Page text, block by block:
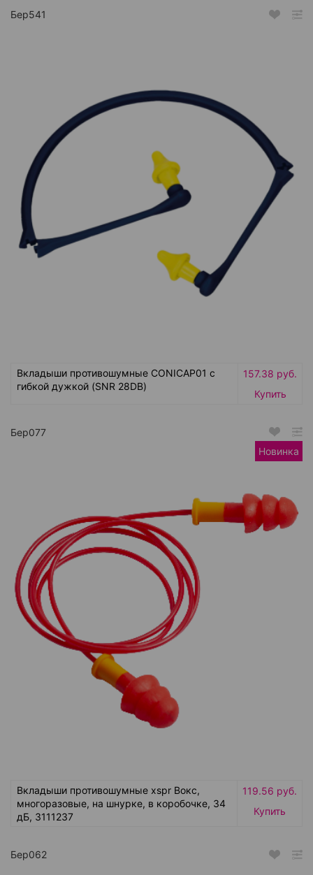
Бер541
Вкладыши противошумные CONICAP01 с
гибкой дужкой (SNR 28DB)
157.38 руб.
Купить
Бер077
Новинка
Вкладыши противошумные xspr Вокс,
многоразовые, на шнурке, в коробочке, 34
дБ, 3111237
119.56 руб.
Купить
Бер062